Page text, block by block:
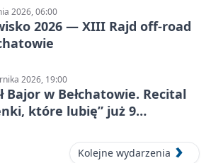
2026, 06:00
2026 — XIII Rajd off‑road
2026, 19:00
Bajor w Bełchatowie. Recital
które lubię” już 9
Kolejne wydarzenia